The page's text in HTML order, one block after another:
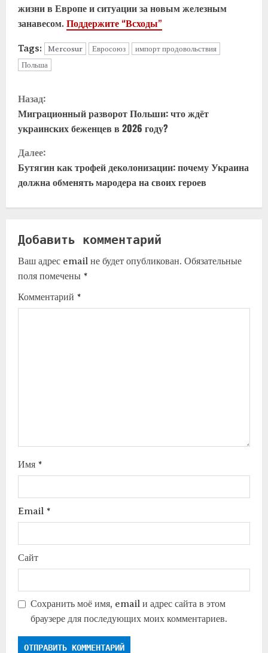
жизни в Европе и ситуации за новым железным
занавесом. Поддержите “Всходы”
Tags: Mercosur Евросоюз
импорт продовольствия
Польша
Назад:
Миграционный разворот Польши: что ждёт
украинских беженцев в 2026 году?
Далее:
Бутягин как трофей деколонизации: почему Украина
должна обменять мародера на своих героев
Добавить комментарий
Ваш адрес email не будет опубликован. Обязательные
поля помечены *
Комментарий *
Имя *
Email *
Сайт
Сохранить моё имя, email и адрес сайта в этом
браузере для последующих моих комментариев.